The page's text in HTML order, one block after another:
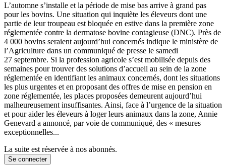
L’automne s’installe et la période de mise bas arrive à grand pas
pour les bovins. Une situation qui inquiète les éleveurs dont une
partie de leur troupeau est bloquée en estive dans la première zone
réglementée contre la dermatose bovine contagieuse (DNC). Près de
4 000 bovins seraient aujourd’hui concernés indique le ministère de
l’Agriculture dans un communiqué de presse le samedi
27 septembre. Si la profession agricole s’est mobilisée depuis des
semaines pour trouver des solutions d’accueil au sein de la zone
réglementée en identifiant les animaux concernés, dont les situations
les plus urgentes et en proposant des offres de mise en pension en
zone réglementée, les places proposées demeurent aujourd’hui
malheureusement insuffisantes. Ainsi, face à l’urgence de la situation
et pour aider les éleveurs à loger leurs animaux dans la zone, Annie
Genevard a annoncé, par voie de communiqué, des « mesures
exceptionnelles...
La suite est réservée à nos abonnés.
Se connecter